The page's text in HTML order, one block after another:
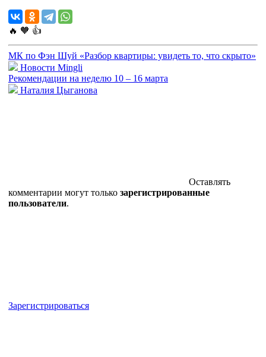
🔥 🧡 👍
МК по Фэн Шуй «Разбор квартиры: увидеть то, что скрыто»
Новости Mingli
Рекомендации на неделю 10 – 16 марта
Наталия Цыганова
Оставлять
комментарии могут только зарегистрированные
пользователи.
Зарегистрироваться